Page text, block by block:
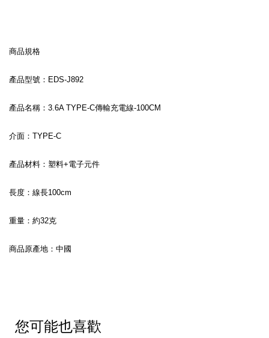
商品規格
產品型號：EDS-J892
產品名稱：3.6A TYPE-C傳輸充電線-100CM
介面：TYPE-C
產品材料：塑料+電子元件
長度：線長100cm
重量：約32克
商品原產地：中國
您可能也喜歡